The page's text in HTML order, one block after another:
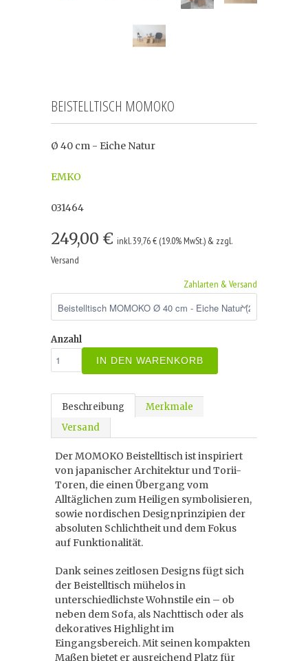
BEISTELLTISCH MOMOKO
Ø 40 cm - Eiche Natur
EMKO
031464
249,00 € inkl. 39,76 € (19.0% MwSt.) & zzgl.
Versand
Zahlarten & Versand
Anzahl
IN DEN WARENKORB
Beschreibung
Merkmale
Versand
Der MOMOKO Beistelltisch ist inspiriert
von japanischer Architektur und Torii-
Toren, die einen Übergang vom
Alltäglichen zum Heiligen symbolisieren,
sowie nordischen Designprinzipien der
absoluten Schlichtheit und dem Fokus
auf Funktionalität.
Dank seines zeitlosen Designs fügt sich
der Beistelltisch mühelos in
unterschiedlichste Wohnstile ein – ob
neben dem Sofa, als Nachttisch oder als
dekoratives Highlight im
Eingangsbereich. Mit seinen kompakten
Maßen bietet er ausreichend Platz für